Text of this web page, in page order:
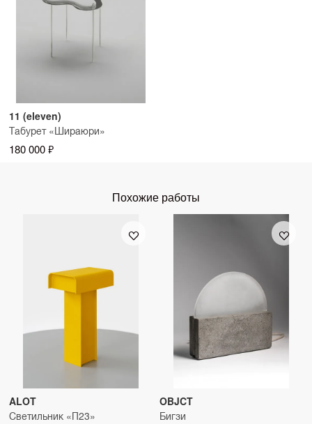
11 (eleven)
Табурет «Шираюри»
180 000 ₽
Похожие работы
ALOT
Светильник «П23»
OBJCT
Бигзи